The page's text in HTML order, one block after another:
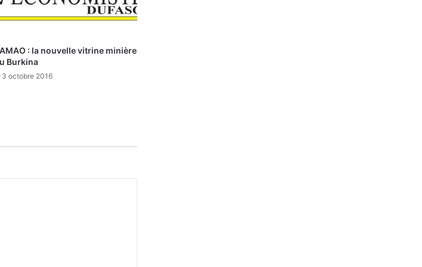
: la nouvelle vitrine minière
Burkina
3 octobre 2016